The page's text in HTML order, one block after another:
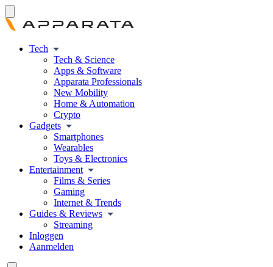
Tech
Tech & Science
Apps & Software
Apparata Professionals
New Mobility
Home & Automation
Crypto
Gadgets
Smartphones
Wearables
Toys & Electronics
Entertainment
Films & Series
Gaming
Internet & Trends
Guides & Reviews
Streaming
Inloggen
Aanmelden